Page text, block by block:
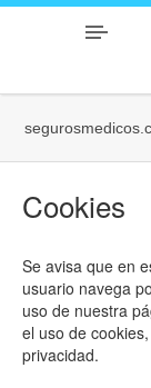
Cookies
Se avisa que en
usuario navega
uso de nuestra
el uso de
privacidad.